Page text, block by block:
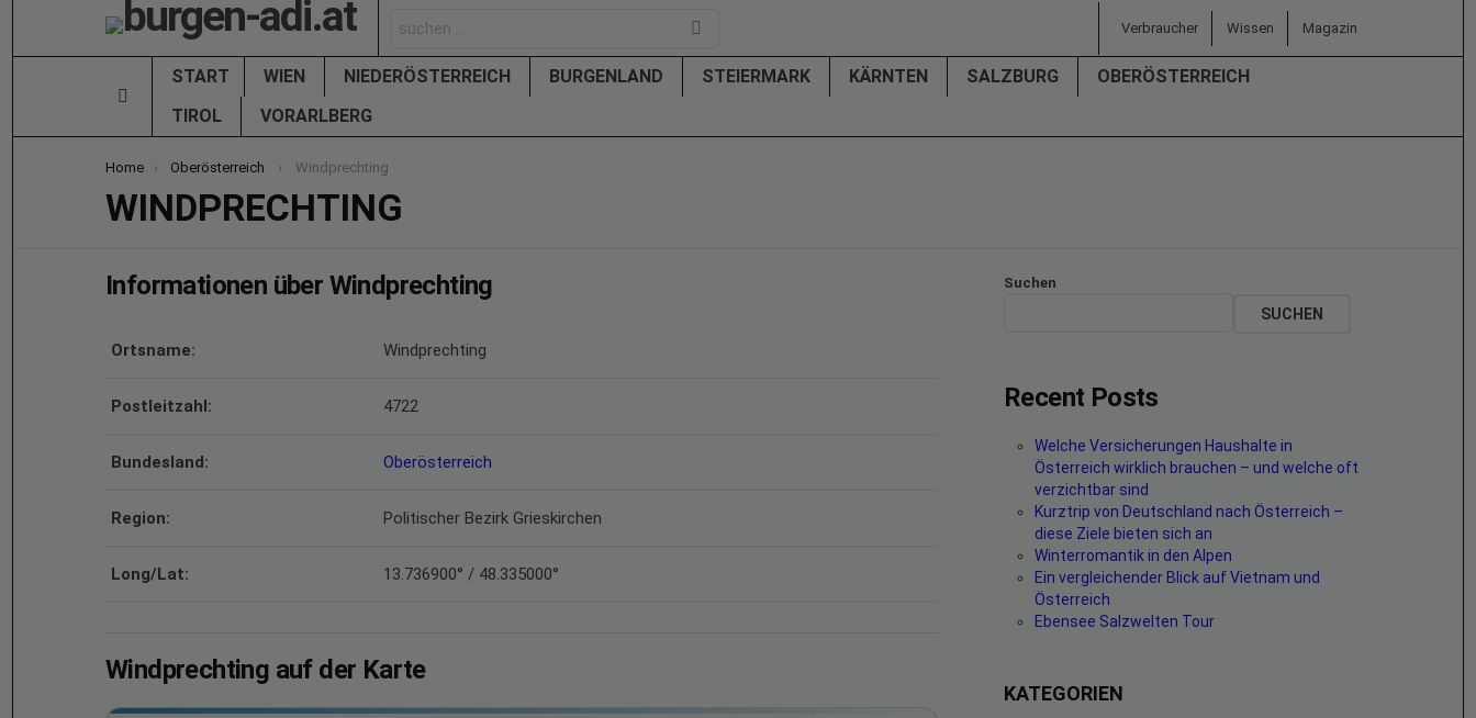
for:
Verbraucher Wissen Magazin
START WIEN NIEDERÖSTERREICH BURGENLAND STEIERMARK KÄRNTEN SALZBURG
OBERÖSTERREICH
TIROL
VORARLBERG
You are here:
Home Oberösterreich Windprechting
WINDPRECHTING
Informationen über Windprechting
Ortsname: Windprechting
Postleitzahl: 4722
Bundesland: Oberösterreich
Region: Politischer Bezirk Grieskirchen
Long/Lat: 13.736900° / 48.335000°
Windprechting auf der Karte
Suchen
SUCHEN
Recent Posts
Welche Versicherungen Haushalte in
Österreich wirklich brauchen – und welche oft
verzichtbar sind
Kurztrip von Deutschland nach Österreich –
diese Ziele bieten sich an
Winterromantik in den Alpen
Ein vergleichender Blick auf Vietnam und
Österreich
Ebensee Salzwelten Tour
KATEGORIEN